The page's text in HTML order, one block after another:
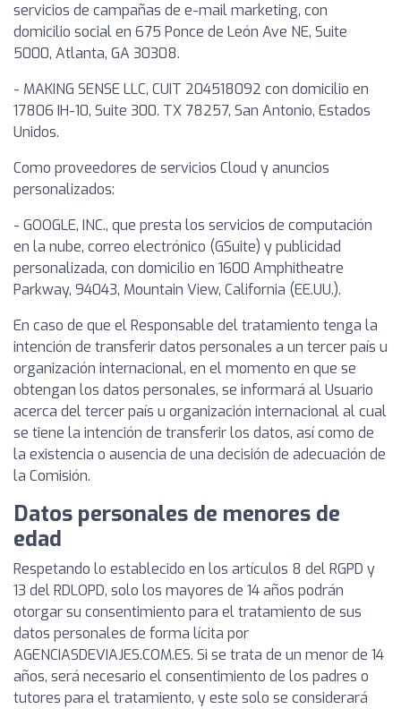
servicios de campañas de e-mail marketing, con
domicilio social en 675 Ponce de León Ave NE, Suite
5000, Atlanta, GA 30308.
- MAKING SENSE LLC, CUIT 204518092 con domicilio en
17806 IH-10, Suite 300. TX 78257, San Antonio, Estados
Unidos.
Como proveedores de servicios Cloud y anuncios
personalizados:
- GOOGLE, INC., que presta los servicios de computación
en la nube, correo electrónico (GSuite) y publicidad
personalizada, con domicilio en 1600 Amphitheatre
Parkway, 94043, Mountain View, California (EE.UU.).
En caso de que el Responsable del tratamiento tenga la
intención de transferir datos personales a un tercer país u
organización internacional, en el momento en que se
obtengan los datos personales, se informará al Usuario
acerca del tercer país u organización internacional al cual
se tiene la intención de transferir los datos, así como de
la existencia o ausencia de una decisión de adecuación de
la Comisión.
Datos personales de menores de
edad
Respetando lo establecido en los artículos 8 del RGPD y
13 del RDLOPD, solo los mayores de 14 años podrán
otorgar su consentimiento para el tratamiento de sus
datos personales de forma lícita por
AGENCIASDEVIAJES.COM.ES. Si se trata de un menor de 14
años, será necesario el consentimiento de los padres o
tutores para el tratamiento, y este solo se considerará